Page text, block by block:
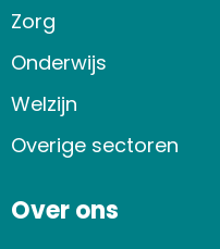
Zorg
Onderwijs
Welzijn
Overige sectoren
Over ons